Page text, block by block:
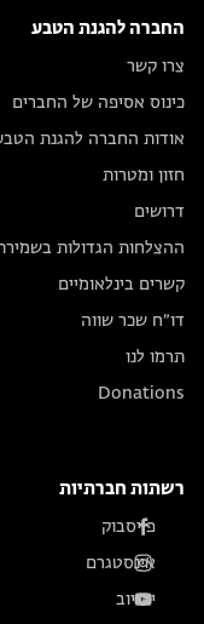
החברה להגנת הטבע
צרו קשר
כינוס אסיפה של החברים
אודות החברה להגנת
חזון ומטרות
דרושים
ההצלחות הגדולות
קשרים בינלאומיים
דו״ח שכר שווה
תרמו לנו
Donations
רשתות חברתיות
פייסבוק
אינסטגרם
יוטיוב